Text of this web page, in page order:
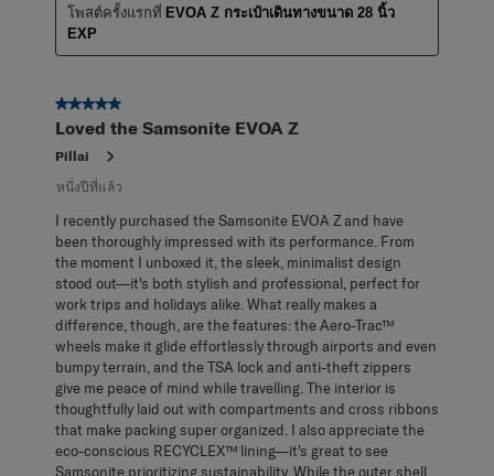
โพสต์ครั้งแรกที่ EVOA Z กระเป๋าเดินทางขนาด 28 นิ้ว
EXP
5 จาก 5 ดาว
Loved the Samsonite EVOA Z
Pillai
หนึ่งปีที่แล้ว
I recently purchased the Samsonite EVOA Z and have
been thoroughly impressed with its performance. From
the moment I unboxed it, the sleek, minimalist design
stood out—it's both stylish and professional, perfect for
work trips and holidays alike. What really makes a
difference, though, are the features: the Aero-Trac™
wheels make it glide effortlessly through airports and even
bumpy terrain, and the TSA lock and anti-theft zippers
give me peace of mind while travelling. The interior is
thoughtfully laid out with compartments and cross ribbons
that make packing super organized. I also appreciate the
eco-conscious RECYCLEX™ lining—it's great to see
Samsonite prioritizing sustainability. While the outer shell